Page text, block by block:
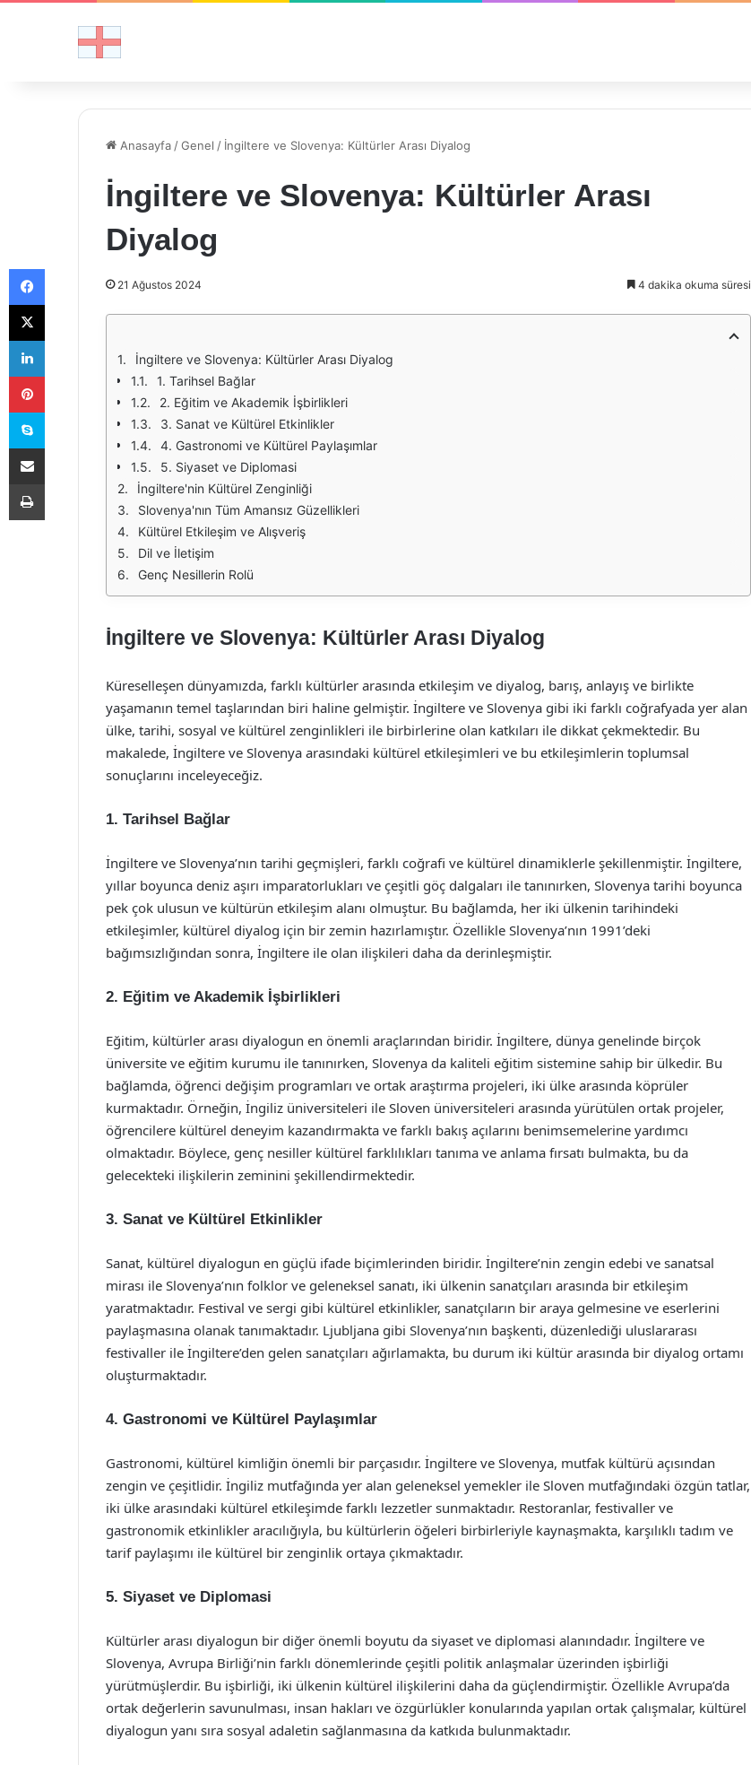
Anasayfa /Genel / İngiltere ve Slovenya: Kültürler Arası Diyalog
İngiltere ve Slovenya: Kültürler Arası
Diyalog
21 Ağustos 2024 4 dakika okuma süresi
İngiltere ve Slovenya: Kültürler Arası Diyalog
1. Tarihsel Bağlar
2. Eğitim ve Akademik İşbirlikleri
3. Sanat ve Kültürel Etkinlikler
4. Gastronomi ve Kültürel Paylaşımlar
5. Siyaset ve Diplomasi
İngiltere'nin Kültürel Zenginliği
Slovenya'nın Tüm Amansız Güzellikleri
Kültürel Etkileşim ve Alışveriş
Dil ve İletişim
Genç Nesillerin Rolü
İngiltere ve Slovenya: Kültürler Arası Diyalog
Küreselleşen dünyamızda, farklı kültürler arasında etkileşim ve diyalog, barış, anlayış ve birlikte
yaşamanın temel taşlarından biri haline gelmiştir. İngiltere ve Slovenya gibi iki farklı coğrafyada yer alan
ülke, tarihi, sosyal ve kültürel zenginlikleri ile birbirlerine olan katkıları ile dikkat çekmektedir. Bu
makalede, İngiltere ve Slovenya arasındaki kültürel etkileşimleri ve bu etkileşimlerin toplumsal
sonuçlarını inceleyeceğiz.
1. Tarihsel Bağlar
İngiltere ve Slovenya’nın tarihi geçmişleri, farklı coğrafi ve kültürel dinamiklerle şekillenmiştir. İngiltere,
yıllar boyunca deniz aşırı imparatorlukları ve çeşitli göç dalgaları ile tanınırken, Slovenya tarihi boyunca
pek çok ulusun ve kültürün etkileşim alanı olmuştur. Bu bağlamda, her iki ülkenin tarihindeki
etkileşimler, kültürel diyalog için bir zemin hazırlamıştır. Özellikle Slovenya’nın 1991’deki
bağımsızlığından sonra, İngiltere ile olan ilişkileri daha da derinleşmiştir.
2. Eğitim ve Akademik İşbirlikleri
Eğitim, kültürler arası diyalogun en önemli araçlarından biridir. İngiltere, dünya genelinde birçok
üniversite ve eğitim kurumu ile tanınırken, Slovenya da kaliteli eğitim sistemine sahip bir ülkedir. Bu
bağlamda, öğrenci değişim programları ve ortak araştırma projeleri, iki ülke arasında köprüler
kurmaktadır. Örneğin, İngiliz üniversiteleri ile Sloven üniversiteleri arasında yürütülen ortak projeler,
öğrencilere kültürel deneyim kazandırmakta ve farklı bakış açılarını benimsemelerine yardımcı
olmaktadır. Böylece, genç nesiller kültürel farklılıkları tanıma ve anlama fırsatı bulmakta, bu da
gelecekteki ilişkilerin zeminini şekillendirmektedir.
3. Sanat ve Kültürel Etkinlikler
Sanat, kültürel diyalogun en güçlü ifade biçimlerinden biridir. İngiltere’nin zengin edebi ve sanatsal
mirası ile Slovenya’nın folklor ve geleneksel sanatı, iki ülkenin sanatçıları arasında bir etkileşim
yaratmaktadır. Festival ve sergi gibi kültürel etkinlikler, sanatçıların bir araya gelmesine ve eserlerini
paylaşmasına olanak tanımaktadır. Ljubljana gibi Slovenya’nın başkenti, düzenlediği uluslararası
festivaller ile İngiltere’den gelen sanatçıları ağırlamakta, bu durum iki kültür arasında bir diyalog ortamı
oluşturmaktadır.
4. Gastronomi ve Kültürel Paylaşımlar
Gastronomi, kültürel kimliğin önemli bir parçasıdır. İngiltere ve Slovenya, mutfak kültürü açısından
zengin ve çeşitlidir. İngiliz mutfağında yer alan geleneksel yemekler ile Sloven mutfağındaki özgün tatlar,
iki ülke arasındaki kültürel etkileşimde farklı lezzetler sunmaktadır. Restoranlar, festivaller ve
gastronomik etkinlikler aracılığıyla, bu kültürlerin öğeleri birbirleriyle kaynaşmakta, karşılıklı tadım ve
tarif paylaşımı ile kültürel bir zenginlik ortaya çıkmaktadır.
5. Siyaset ve Diplomasi
Kültürler arası diyalogun bir diğer önemli boyutu da siyaset ve diplomasi alanındadır. İngiltere ve
Slovenya, Avrupa Birliği’nin farklı dönemlerinde çeşitli politik anlaşmalar üzerinden işbirliği
yürütmüşlerdir. Bu işbirliği, iki ülkenin kültürel ilişkilerini daha da güçlendirmiştir. Özellikle Avrupa’da
ortak değerlerin savunulması, insan hakları ve özgürlükler konularında yapılan ortak çalışmalar, kültürel
diyalogun yanı sıra sosyal adaletin sağlanmasına da katkıda bulunmaktadır.
Facebook
X
LinkedIn
Pinterest
Skype
E-Posta ile paylaş